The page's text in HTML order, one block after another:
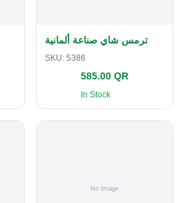
ترمس شاي صناعة ألمانية
SKU: 5386
585.00 QR
In Stock